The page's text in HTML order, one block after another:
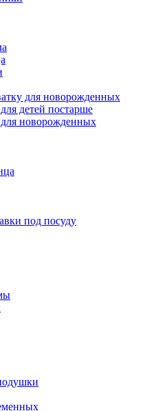
для новорожденных
детей постарше
для новорожденных
под посуду